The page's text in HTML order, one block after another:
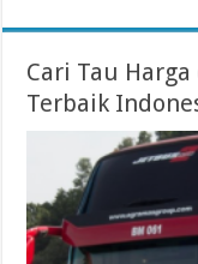
Cari Tau
Terbaik